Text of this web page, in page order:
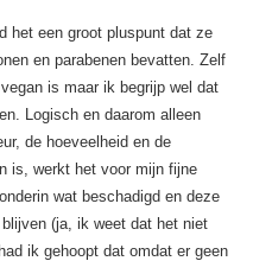
het een groot pluspunt dat ze
en parabenen bevatten. Zelf
is maar ik begrijp wel dat
Logisch en daarom alleen
de hoeveelheid en de
is, werkt het voor mijn fijne
wat beschadigd en deze
(ja, ik weet dat het niet
ik gehoopt dat omdat er geen